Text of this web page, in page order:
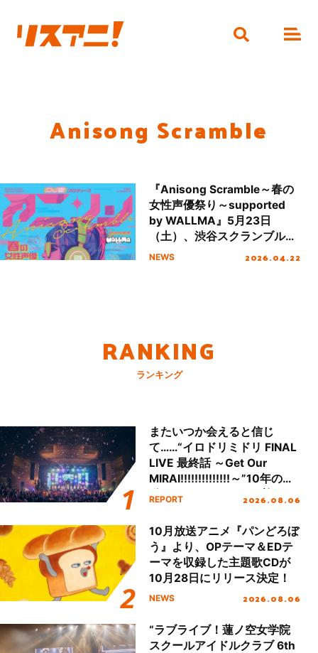
Anisong Scramble
『Anisong Scramble～春の
女性声優祭り～supported
by WALLMA』5月23日
（土）、渋谷スクランブル交
差点真上の屋上スペースにて
NEWS 2026.04.22
RANKING
ランキング
またいつか会えると信じ
て……“イロドリミドリ FINAL
LIVE 最終話 ～Get Our
MIRAI!!!!!!!!!!!!!!～”10年の活
動を経てファイナルを迎える
REPORT 2026.08.06
10月放送アニメ『パンどろぼ
う』より、OPテーマ＆EDテ
ーマを収録した主題歌CDが
10月28日にリリース決定！
NEWS 2026.08.06
“ラブライブ！蓮ノ空女学院
スクールアイドルクラブ 6th